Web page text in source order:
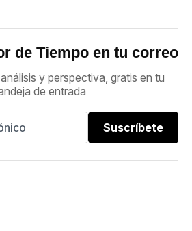
de Tiempo en tu correo
y perspectiva, gratis en tu
de entrada
Suscríbete